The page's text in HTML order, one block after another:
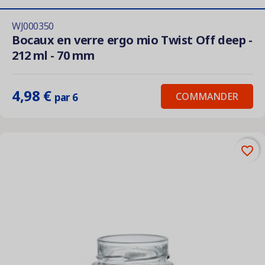
WJ000350
Bocaux en verre ergo mio Twist Off deep -
212 ml - 70 mm
4,98 € par 6 COMMANDER
favorite_border